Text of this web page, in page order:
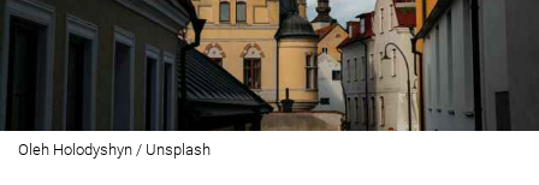
Oleh Holodyshyn / Unsplash